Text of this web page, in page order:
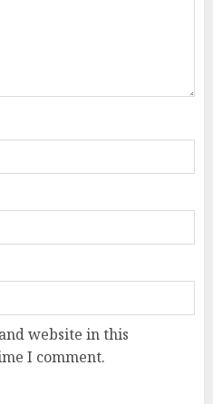
website in this
I comment.